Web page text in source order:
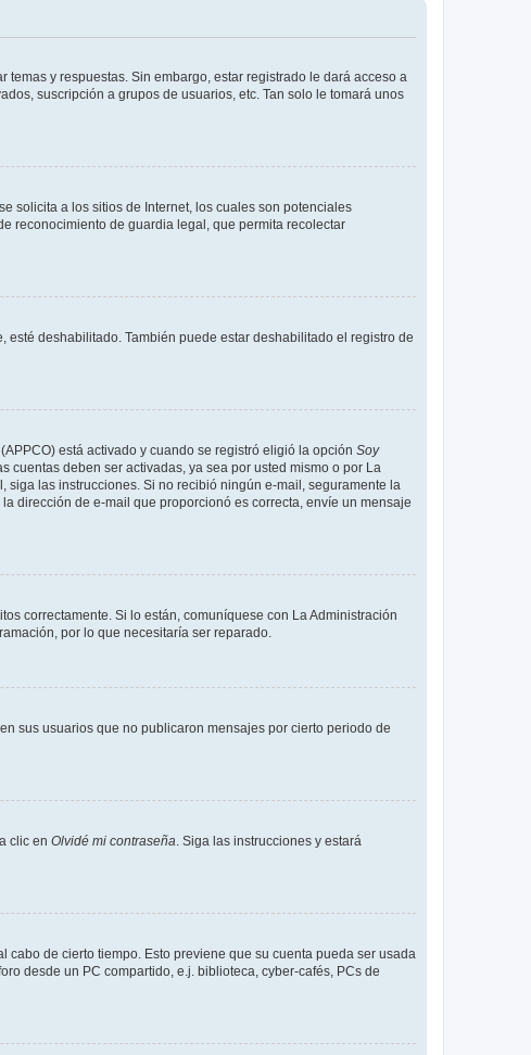
y respuestas. Sin embargo, estar registrado le dará acceso a
suscripción a grupos de usuarios, etc. Tan solo le tomará unos
solicita a los sitios de Internet, los cuales son potenciales
reconocimiento de guardia legal, que permita recolectar
deshabilitado. También puede estar deshabilitado el registro de
está activado y cuando se registró eligió la opción Soy
deben ser activadas, ya sea por usted mismo o por La
las instrucciones. Si no recibió ningún e-mail, seguramente la
dirección de e-mail que proporcionó es correcta, envíe un mensaje
correctamente. Si lo están, comuníquese con La Administración
por lo que necesitaría ser reparado.
sus usuarios que no publicaron mensajes por cierto periodo de
clic en Olvidé mi contraseña . Siga las instrucciones y estará
de cierto tiempo. Esto previene que su cuenta pueda ser usada
desde un PC compartido, e.j. biblioteca, cyber-cafés, PCs de